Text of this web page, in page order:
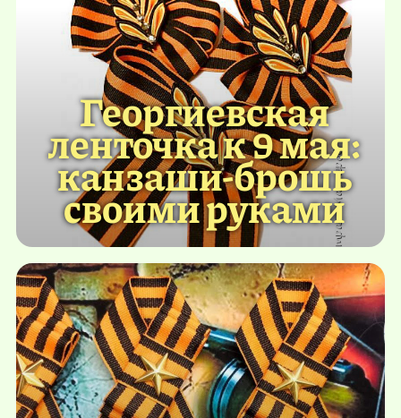
Георгиевская
ленточка к 9 мая:
канзаши-брошь
своими руками